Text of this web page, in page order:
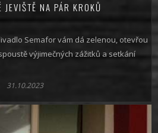
JEVIŠTĚ NA PÁR KROKŮ
Semafor vám dá zelenou, otevřou
výjimečných zážitků a setkání
31.10.2023